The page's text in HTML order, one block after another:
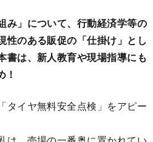
」について、行動経済学等の
性のある販促の「仕掛け」とし
書は、新人教育や現場指導にも
！
イヤ無料安全点検」をアピー